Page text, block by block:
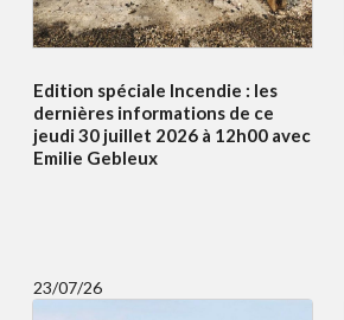
Edition spéciale Incendie : les
dernières informations de ce
jeudi 30 juillet 2026 à 12h00 avec
Emilie Gebleux
23/07/26